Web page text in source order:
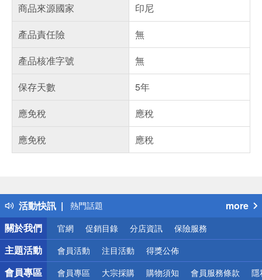
商品來源國家
印尼
產品責任險
無
產品核准字號
無
保存天數
5年
應免稅
應稅
應免稅
應稅
活動快訊
得獎公告
熱門話題
銀行優惠
偏遠地區配送
詐騙網頁！請小心！
more
關於我們
官網 促銷目錄 分店資訊 保險服務
主題活動 會員活動 注目活動 得獎公佈
會員專區 會員專區 大宗採購 購物須知 會員服務條款 隱